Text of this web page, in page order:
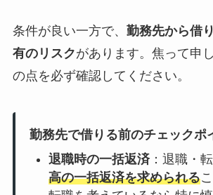
条件が良い一方で、 勤務先から借
有のリスクがあります。焦って申
の点を必ず確認してください。
勤務先で借りる前のチェックポ
退職時の一括返済：退職・
高の一括返済を求められる